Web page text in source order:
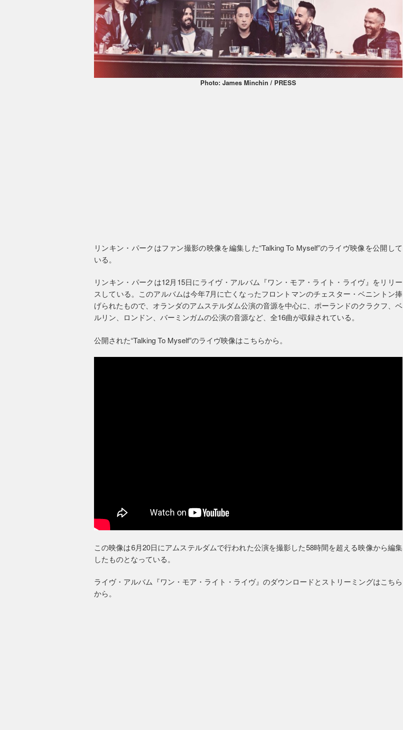
Photo: James Minchin / PRESS
リンキン・パークはファン撮影の映像を編集した“Talking To Myself”のライヴ映像を公開して
いる。
リンキン・パークは12月15日にライヴ・アルバム『ワン・モア・ライト・ライヴ』をリリー
スしている。このアルバムは今年7月に亡くなったフロントマンのチェスター・ベニントン捧
げられたもので、オランダのアムステルダム公演の音源を中心に、ポーランドのクラクフ、ベ
ルリン、ロンドン、バーミンガムの公演の音源など、全16曲が収録されている。
公開された“Talking To Myself”のライヴ映像はこちらから。
この映像は6月20日にアムステルダムで行われた公演を撮影した58時間を超える映像から編集
したものとなっている。
ライヴ・アルバム『ワン・モア・ライト・ライヴ』のダウンロードとストリーミングはこちら
から。